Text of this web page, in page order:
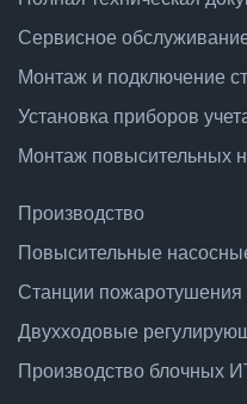
Сервисное
Монтаж и подключение
Установка приборов
Монтаж повысительных
Производство
Повысительные
Станции пожаротушения
Двухходовые
Производство блочных